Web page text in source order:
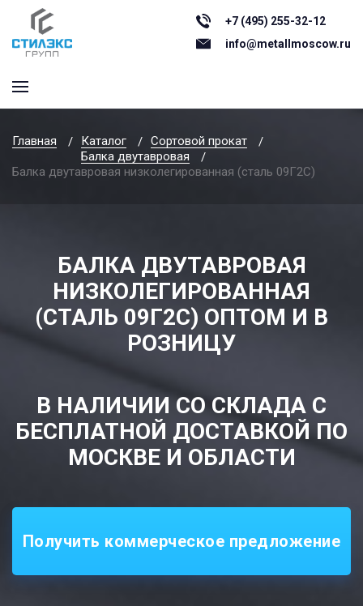
+7 (495) 255-32-12
info@metallmoscow.ru
Главная Каталог
Сортовой прокат
Балка двутавровая
Балка двутавровая низколегированная (сталь 09Г2С)
БАЛКА ДВУТАВРОВАЯ
НИЗКОЛЕГИРОВАННАЯ
(СТАЛЬ 09Г2С) ОПТОМ И В
РОЗНИЦУ
В НАЛИЧИИ СО СКЛАДА С
БЕСПЛАТНОЙ ДОСТАВКОЙ ПО
МОСКВЕ И ОБЛАСТИ
Получить коммерческое предложение